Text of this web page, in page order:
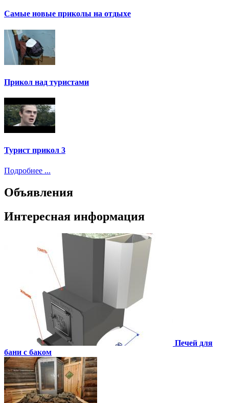
Самые новые приколы на отдыхе
Прикол над туристами
Турист прикол 3
Подробнее ...
Объявления
Интересная информация
Печей для
бани с баком